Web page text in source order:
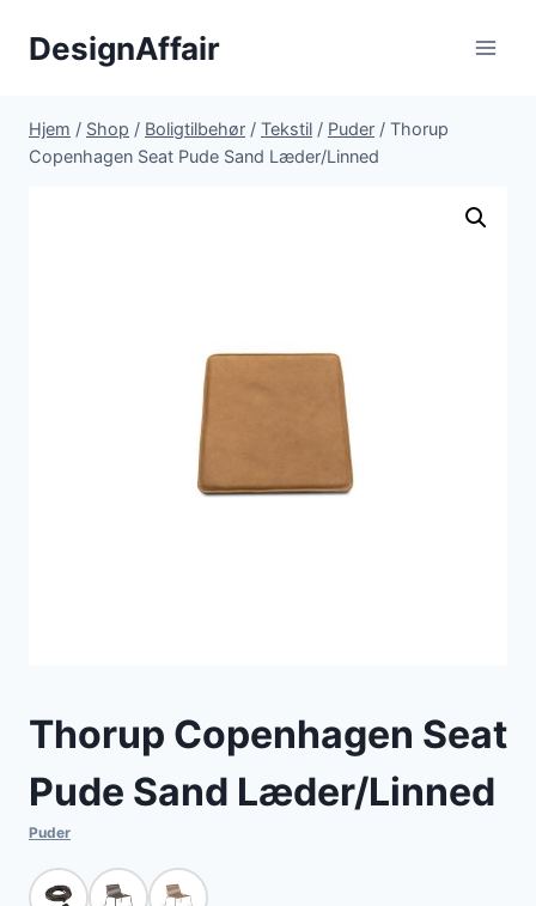
DesignAffair
Hjem / Shop / Boligtilbehør / Tekstil / Puder / Thorup
Copenhagen Seat Pude Sand Læder/Linned
Thorup Copenhagen Seat
Pude Sand Læder/Linned
Puder